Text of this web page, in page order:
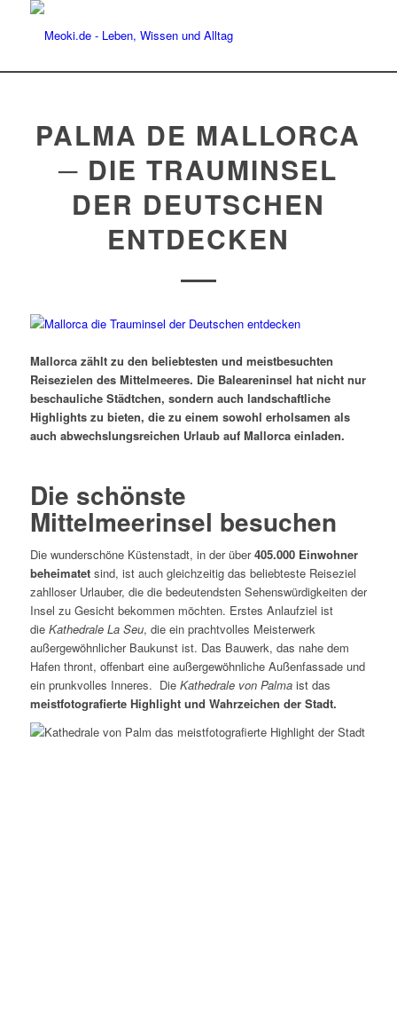
PALMA DE MALLORCA
─ DIE TRAUMINSEL
DER DEUTSCHEN
ENTDECKEN
Mallorca zählt zu den beliebtesten und meistbesuchten
Reisezielen des Mittelmeeres. Die Baleareninsel hat nicht nur
beschauliche Städtchen, sondern auch landschaftliche
Highlights zu bieten, die zu einem sowohl erholsamen als
auch abwechslungsreichen Urlaub auf Mallorca einladen.
Die schönste
Mittelmeerinsel besuchen
Die wunderschöne Küstenstadt, in der über405.000 Einwohner
beheimatetsind, ist auch gleichzeitig das beliebteste Reiseziel
zahlloser Urlauber, die die bedeutendsten Sehenswürdigkeiten der
Insel zu Gesicht bekommen möchten. Erstes Anlaufziel ist
die Kathedrale La Seu, die ein prachtvolles Meisterwerk
außergewöhnlicher Baukunst ist. Das Bauwerk, das nahe dem
Hafen thront, offenbart eine außergewöhnliche Außenfassade und
ein prunkvolles Inneres. Die Kathedrale von Palmaist das
meistfotografierte Highlight und Wahrzeichen der Stadt.